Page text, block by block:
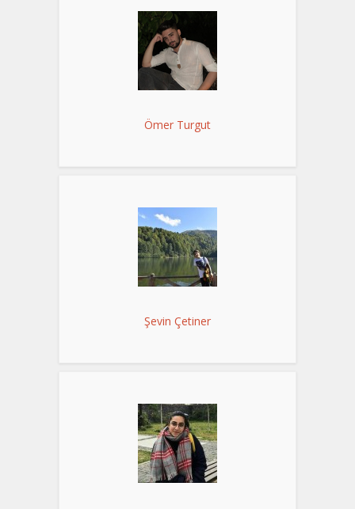
Ömer Turgut
Şevin Çetiner